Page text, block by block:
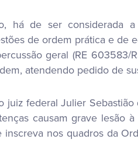
há de ser considerada
de ordem prática e de
geral (RE 603583/
atendendo pedido de
juiz federal Julier
causam grave lesão
nos quadros da